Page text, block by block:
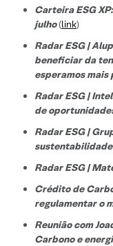
Carteira ESG
julho(link)
Radar ESG |
beneficiar da
esperamos mais
Radar ESG |
de
Radar ESG |
Radar ESG |
Crédito de
regulamentar o
Reunião com
Carbono e